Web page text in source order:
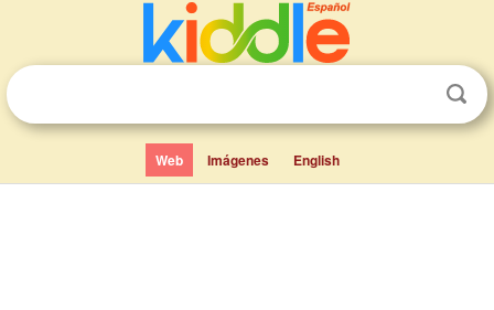
Web Imágenes English